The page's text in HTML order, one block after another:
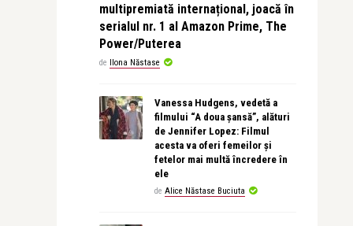
multipremiată internațional, joacă în
serialul nr. 1 al Amazon Prime, The
Power/Puterea
de Ilona Năstase
Vanessa Hudgens, vedetă a
filmului “A doua șansă”, alături
de Jennifer Lopez: Filmul
acesta va oferi femeilor și
fetelor mai multă încredere în
ele
de Alice Năstase Buciuta